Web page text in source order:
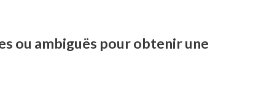
ou ambiguës pour obtenir une